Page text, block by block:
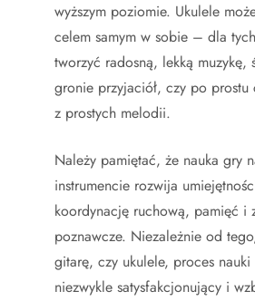
wyższym poziomie. Ukulele
celem samym w sobie – dla
tworzyć radosną, lekką muzykę,
gronie przyjaciół, czy po prostu
z prostych melodii.
Należy pamiętać, że nauka gry
instrumencie rozwija
koordynację ruchową, pamięć i
poznawcze. Niezależnie od
gitarę, czy ukulele, proces
niezwykle satysfakcjonujący i